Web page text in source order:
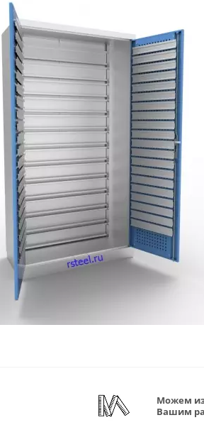
Можем
Вашим